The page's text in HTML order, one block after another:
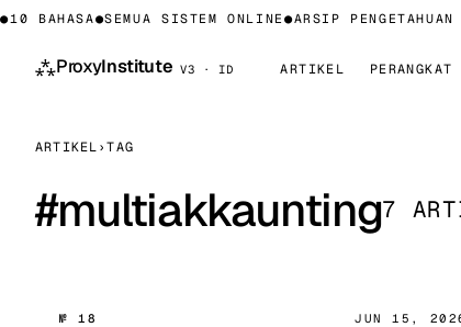
BAHASA●SEMUA SISTEM ONLINE●ARSIP PENGETAHUAN
⁂ProxyInstitute V3 · ID ARTIKEL PERANGKAT
ARTIKEL ›TAG
#multiakkaunting7
№ 18 JUN 15,